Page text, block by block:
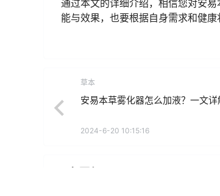
通过本文的详细介绍，相信您对安
能与效果，也要根据自身需求和健康
草本
安易本草雾化器怎么加液？一文
2024-6-20 10:15:16